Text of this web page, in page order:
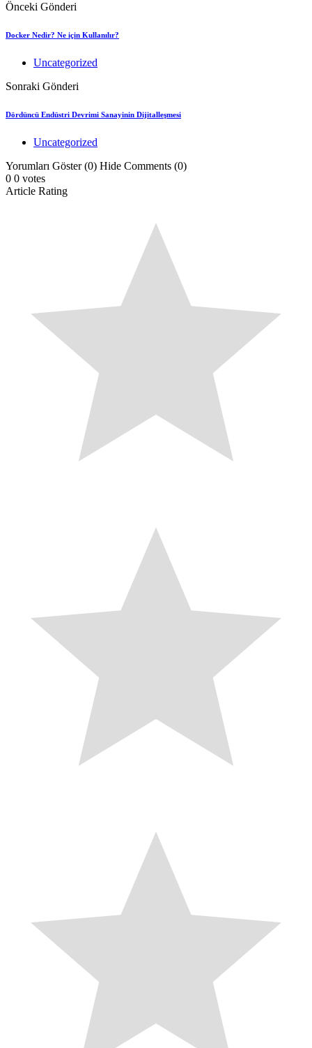
Önceki Gönderi
Docker Nedir? Ne için Kullanılır?
Uncategorized
Sonraki Gönderi
Dördüncü Endüstri Devrimi Sanayinin Dijitalleşmesi
Uncategorized
Yorumları Göster (0) Hide Comments (0)
0 0 votes
Article Rating